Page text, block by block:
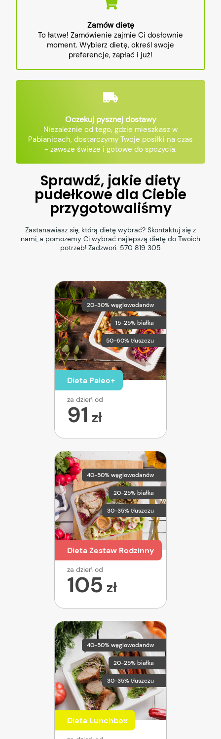
Zamów dietę
To łatwe! Zamówienie zajmie Ci dosłownie
moment. Wybierz dietę, określ swoje
preferencje, zapłać i już!
Oczekuj pysznej dostawy
Niezależnie od tego, gdzie mieszkasz w
Pabianicach, dostarczymy Twoje posiłki na czas
- zawsze świeże i gotowe do spożycia.
Sprawdź, jakie diety
pudełkowe dla Ciebie
przygotowaliśmy
Zastanawiasz się, którą dietę wybrać? Skontaktuj się z
nami, a pomożemy Ci wybrać najlepszą dietę do Twoich
potrzeb! Zadzwoń: 570 819 305
20-30% węglowodanów
15-25% białka
50-60% tłuszczu
Dieta Paleo+
za dzień od
91 zł
40-50% węglowodanów
20-25% białka
30-35% tłuszczu
Dieta Zestaw Rodzinny
za dzień od
105 zł
40-50% węglowodanów
20-25% białka
30-35% tłuszczu
Dieta Lunchbox